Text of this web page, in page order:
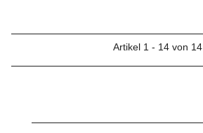
Artikel 1 - 14 von 14